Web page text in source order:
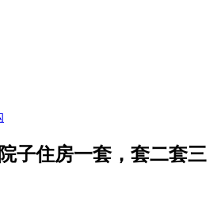
子住房一套，套二套三